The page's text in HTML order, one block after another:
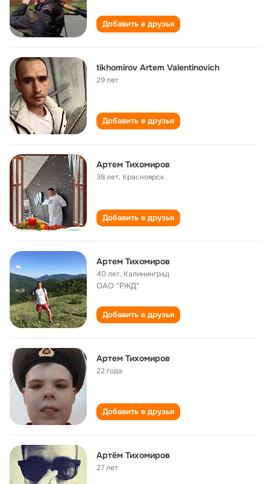
Добавить в друзья
tikhomirov Artem Valentinovich
29 лет
Добавить в друзья
Артем Тихомиров
38 лет, Красноярск
Добавить в друзья
Артем Тихомиров
40 лет, Калининград
ОАО "РЖД"
Добавить в друзья
Артем Тихомиров
22 года
Добавить в друзья
Артём Тихомиров
27 лет